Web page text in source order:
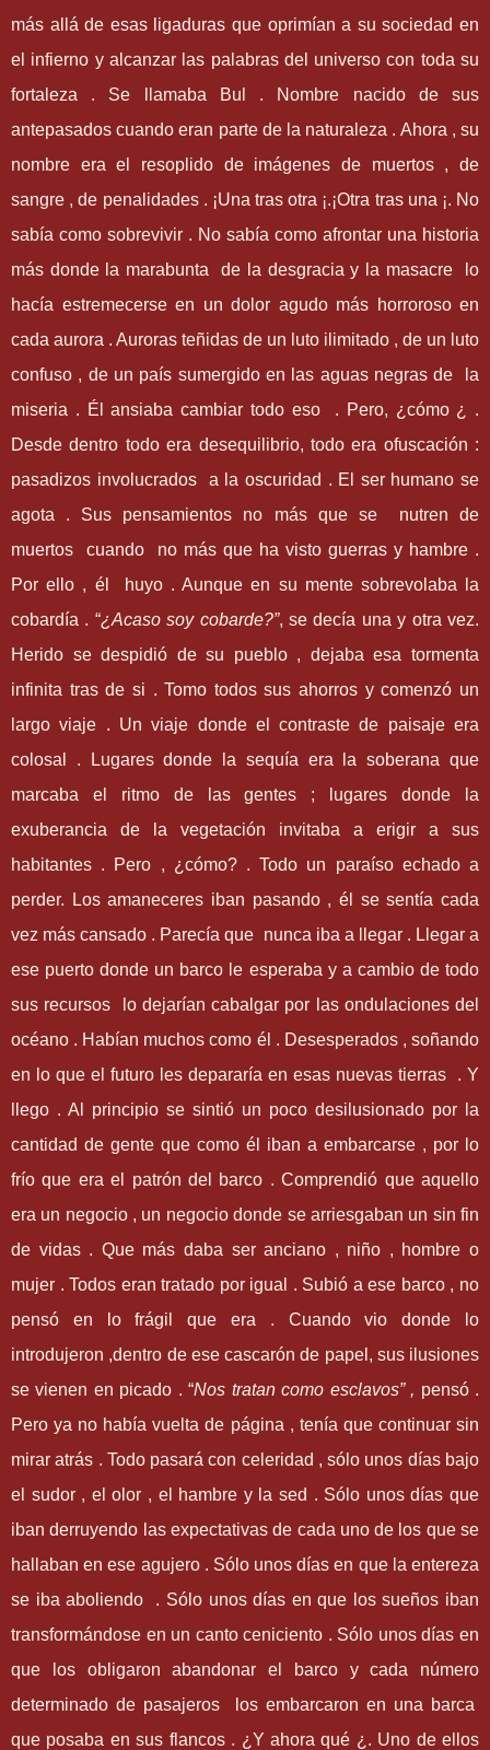
más allá de esas ligaduras que oprimían a su sociedad en
el infierno y alcanzar las palabras del universo con toda su
fortaleza . Se llamaba Bul . Nombre nacido de sus
antepasados cuando eran parte de la naturaleza . Ahora , su
nombre era el resoplido de imágenes de muertos , de
sangre , de penalidades . ¡Una tras otra ¡.¡Otra tras una ¡. No
sabía como sobrevivir . No sabía como afrontar una historia
más donde la marabunta de la desgracia y la masacre lo
hacía estremecerse en un dolor agudo más horroroso en
cada aurora . Auroras teñidas de un luto ilimitado , de un luto
confuso , de un país sumergido en las aguas negras de la
miseria . Él ansiaba cambiar todo eso . Pero, ¿cómo ¿ .
Desde dentro todo era desequilibrio, todo era ofuscación :
pasadizos involucrados a la oscuridad . El ser humano se
agota . Sus pensamientos no más que se nutren de
muertos cuando no más que ha visto guerras y hambre .
Por ello , él huyo . Aunque en su mente sobrevolaba la
cobardía . “¿Acaso soy cobarde?”, se decía una y otra vez.
Herido se despidió de su pueblo , dejaba esa tormenta
infinita tras de si . Tomo todos sus ahorros y comenzó un
largo viaje . Un viaje donde el contraste de paisaje era
colosal . Lugares donde la sequía era la soberana que
marcaba el ritmo de las gentes ; lugares donde la
exuberancia de la vegetación invitaba a erigir a sus
habitantes . Pero , ¿cómo? . Todo un paraíso echado a
perder. Los amaneceres iban pasando , él se sentía cada
vez más cansado . Parecía que nunca iba a llegar . Llegar a
ese puerto donde un barco le esperaba y a cambio de todo
sus recursos lo dejarían cabalgar por las ondulaciones del
océano . Habían muchos como él . Desesperados , soñando
en lo que el futuro les depararía en esas nuevas tierras . Y
llego . Al principio se sintió un poco desilusionado por la
cantidad de gente que como él iban a embarcarse , por lo
frío que era el patrón del barco . Comprendió que aquello
era un negocio , un negocio donde se arriesgaban un sin fin
de vidas . Que más daba ser anciano , niño , hombre o
mujer . Todos eran tratado por igual . Subió a ese barco , no
pensó en lo frágil que era . Cuando vio donde lo
introdujeron ,dentro de ese cascarón de papel, sus ilusiones
se vienen en picado .“Nos tratan como esclavos” , pensó .
Pero ya no había vuelta de página , tenía que continuar sin
mirar atrás . Todo pasará con celeridad , sólo unos días bajo
el sudor , el olor , el hambre y la sed . Sólo unos días que
iban derruyendo las expectativas de cada uno de los que se
hallaban en ese agujero . Sólo unos días en que la entereza
se iba aboliendo . Sólo unos días en que los sueños iban
transformándose en un canto ceniciento . Sólo unos días en
que los obligaron abandonar el barco y cada número
determinado de pasajeros los embarcaron en una barca
que posaba en sus flancos . ¿Y ahora qué ¿. Uno de ellos